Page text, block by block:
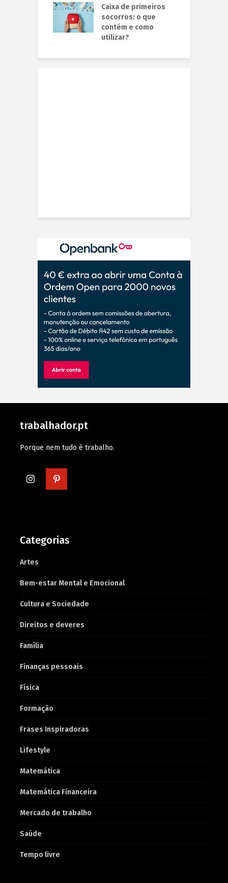
Caixa de primeiros
socorros: o que
contém e como
utilizar?
trabalhador.pt
Porque nem tudo é trabalho.
Categorias
Artes
Bem-estar Mental e Emocional
Cultura e Sociedade
Direitos e deveres
Família
Finanças pessoais
Física
Formação
Frases Inspiradoras
Lifestyle
Matemática
Matemática Financeira
Mercado de trabalho
Saúde
Tempo livre